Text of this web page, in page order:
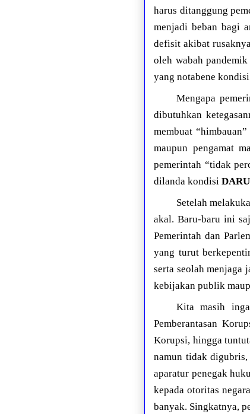
harus ditanggung
menjadi beban bagi
defisit akibat
oleh wabah
yang notabene
Mengapa
dibutuhkan
membuat
maupun pengamat
pemerintah “tidak
dilanda kondisi
Setelah
akal. Baru-baru ini
Pemerintah dan
yang turut
serta seolah
kebijakan publik
Kita masih
Pemberantasan
Korupsi, hingga
namun tidak
aparatur penegak
kepada otoritas
banyak. Singkatnya,